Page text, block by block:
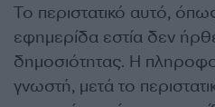
Το περιστατικό αυτό,
εφημερίδα εστία δεν
δημοσιότητας. Η
γνωστή, μετά το